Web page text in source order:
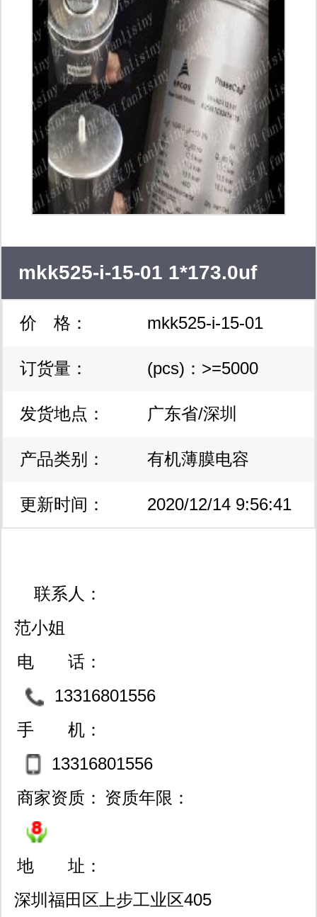
mkk525-i-15-01 1*173.0uf
525v 15kvar 尺寸116*200电力
固定电容 epcos爱普科斯原装正
品全新
价 格： mkk525-i-15-01
订货量： (pcs)：>=5000
发货地点： 广东省/深圳
产品类别： 有机薄膜电容
更新时间： 2020/12/14 9:56:41
联系人：
范小姐
电 话：
13316801556
手 机：
13316801556
商家资质： 资质年限：
地 址：
深圳福田区上步工业区405